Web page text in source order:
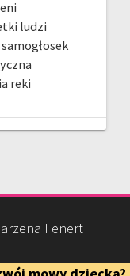
ludzi
reki
Fenert